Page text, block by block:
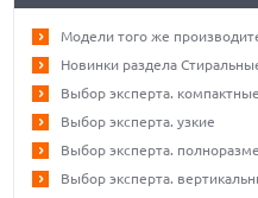
Модели того же
Новинки раздела
Выбор эксперта. компактные
Выбор эксперта. узкие
Выбор эксперта.
Выбор эксперта.